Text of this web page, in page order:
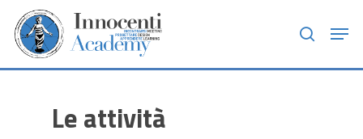
Skip
main
search
Le attività